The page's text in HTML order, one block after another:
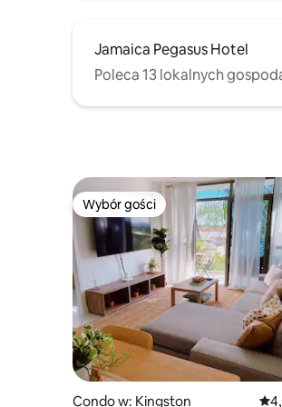
Jamaica Pegasus Hotel
Poleca 13 lokalnych
Wybór gości
Wybór gości
Condo w: Kingston